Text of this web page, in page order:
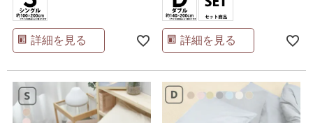
詳細を見る 詳細を見る